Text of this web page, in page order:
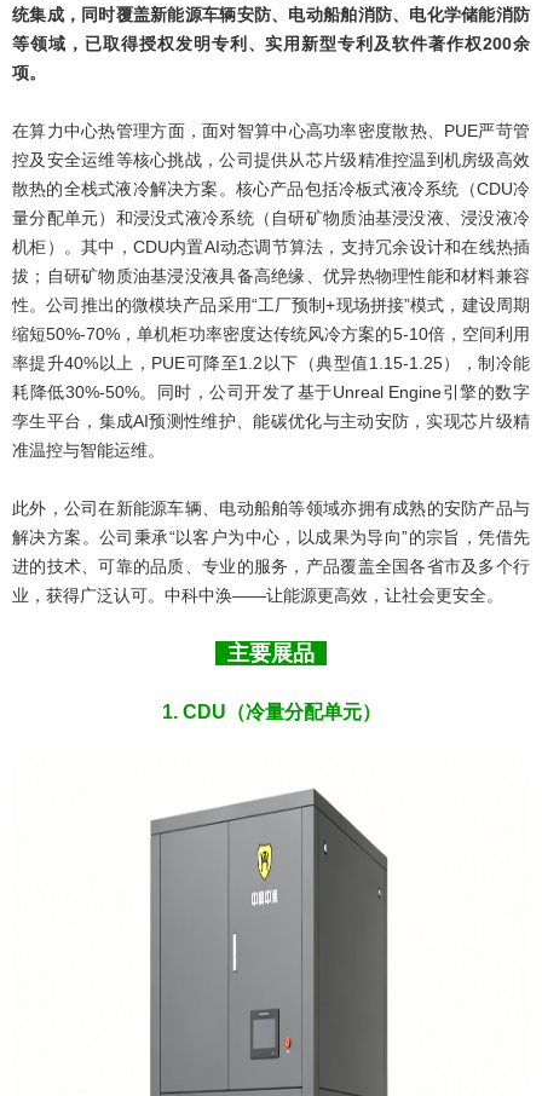
统集成，同时覆盖新能源车辆安防、电动船舶消防、电化学储能消防
等领域，已取得授权发明专利、实用新型专利及软件著作权200余
项。
在算力中心热管理方面，面对智算中心高功率密度散热、PUE严苛管
控及安全运维等核心挑战，公司提供从芯片级精准控温到机房级高效
散热的全栈式液冷解决方案。核心产品包括冷板式液冷系统（CDU冷
量分配单元）和浸没式液冷系统（自研矿物质油基浸没液、浸没液冷
机柜）。其中，CDU内置AI动态调节算法，支持冗余设计和在线热插
拔；自研矿物质油基浸没液具备高绝缘、优异热物理性能和材料兼容
性。公司推出的微模块产品采用“工厂预制+现场拼接”模式，建设周期
缩短50%-70%，单机柜功率密度达传统风冷方案的5-10倍，空间利用
率提升40%以上，PUE可降至1.2以下（典型值1.15-1.25），制冷能
耗降低30%-50%。同时，公司开发了基于Unreal Engine引擎的数字
孪生平台，集成AI预测性维护、能碳优化与主动安防，实现芯片级精
准温控与智能运维。
此外，公司在新能源车辆、电动船舶等领域亦拥有成熟的安防产品与
解决方案。公司秉承“以客户为中心，以成果为导向”的宗旨，凭借先
进的技术、可靠的品质、专业的服务，产品覆盖全国各省市及多个行
业，获得广泛认可。中科中涣——让能源更高效，让社会更安全。
主要展品
1. CDU（冷量分配单元）